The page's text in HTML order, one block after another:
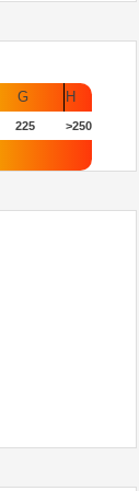
G H
225 >250